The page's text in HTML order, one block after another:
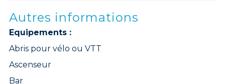
Autres informations
Equipements :
Abris pour vélo ou VTT
Ascenseur
Bar